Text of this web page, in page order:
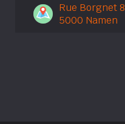
Rue Borgnet 8
5000 Namen